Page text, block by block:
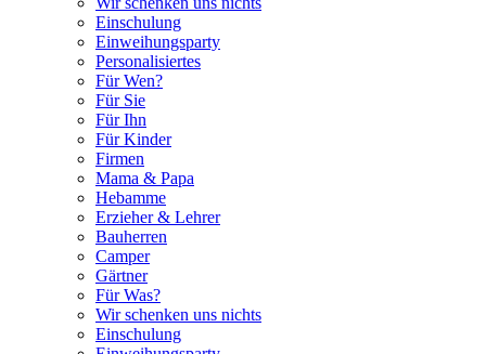
Einschulung
Einweihungsparty
Personalisiertes
Für Wen?
Für Sie
Für Ihn
Für Kinder
Firmen
Mama & Papa
Hebamme
Erzieher & Lehrer
Bauherren
Camper
Gärtner
Für Was?
Wir schenken uns nichts
Einschulung